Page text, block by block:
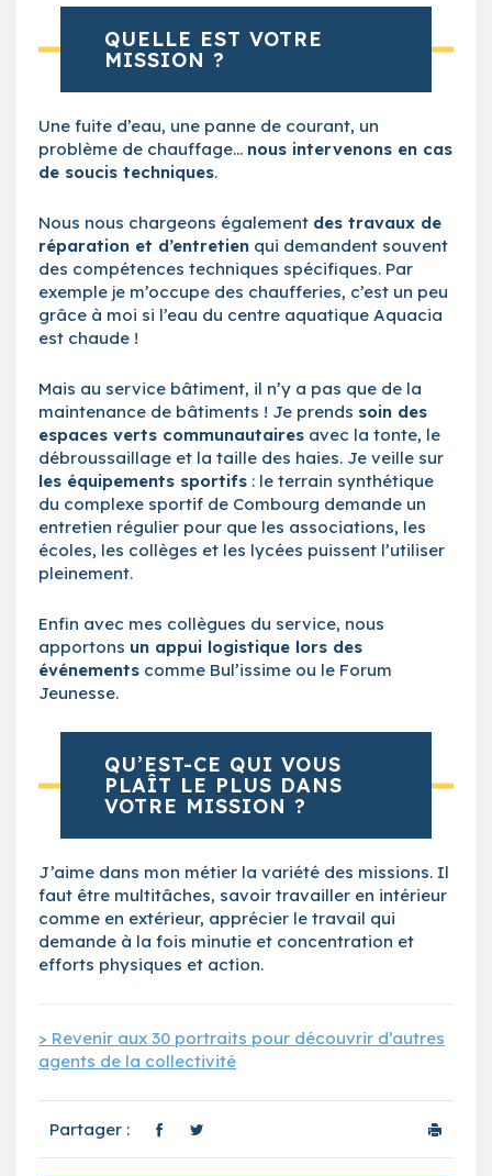
QUELLE EST VOTRE
MISSION ?
Une fuite d’eau, une panne de courant, un
problème de chauffage… nous intervenons en cas
de soucis techniques.
Nous nous chargeons également des travaux de
réparation et d’entretien qui demandent souvent
des compétences techniques spécifiques. Par
exemple je m’occupe des chaufferies, c’est un peu
grâce à moi si l’eau du centre aquatique Aquacia
est chaude !
Mais au service bâtiment, il n’y a pas que de la
maintenance de bâtiments ! Je prends soin des
espaces verts communautaires avec la tonte, le
débroussaillage et la taille des haies. Je veille sur
les équipements sportifs : le terrain synthétique
du complexe sportif de Combourg demande un
entretien régulier pour que les associations, les
écoles, les collèges et les lycées puissent l’utiliser
pleinement.
Enfin avec mes collègues du service, nous
apportons un appui logistique lors des
événements comme Bul’issime ou le Forum
Jeunesse.
QU’EST-CE QUI VOUS
PLAÎT LE PLUS DANS
VOTRE MISSION ?
J’aime dans mon métier la variété des missions. Il
faut être multitâches, savoir travailler en intérieur
comme en extérieur, apprécier le travail qui
demande à la fois minutie et concentration et
efforts physiques et action.
> Revenir aux 30 portraits pour découvrir d’autres
agents de la collectivité
Partager :